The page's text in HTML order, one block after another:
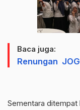
Baca juga:
Renungan
Sementara ditempat